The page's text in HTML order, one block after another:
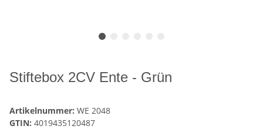
Stiftebox 2CV Ente - Grün
Artikelnummer: WE 2048
GTIN: 4019435120487